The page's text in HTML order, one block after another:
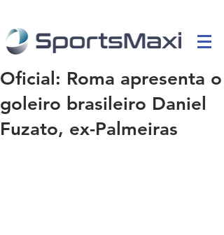
Oficial: Roma apresenta o
goleiro brasileiro Daniel
Fuzato, ex-Palmeiras